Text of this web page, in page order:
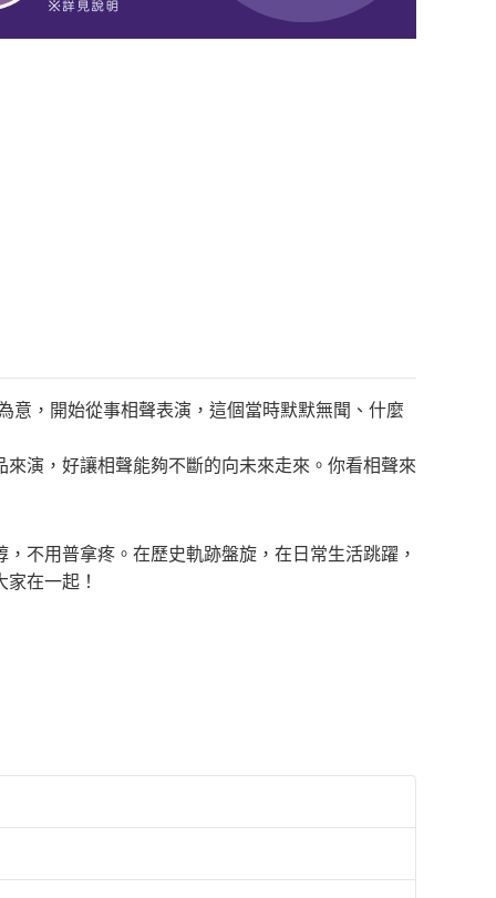
意，開始從事相聲表演，這個當時默默無聞、什麼
演，好讓相聲能夠不斷的向未來走來。你看相聲來
不用普拿疼。在歷史軌跡盤旋，在日常生活跳躍，
在一起！